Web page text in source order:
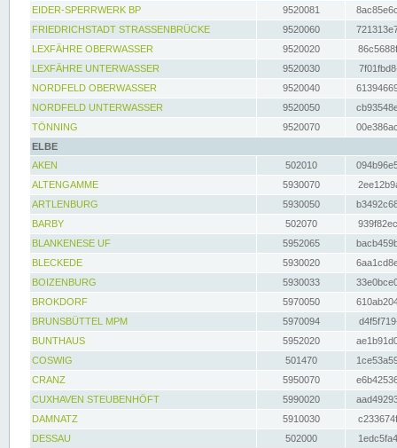
EIDER-SPERRWERK BP
9520081
FRIEDRICHSTADT STRASSENBRÜCKE
9520060
LEXFÄHRE OBERWASSER
9520020
LEXFÄHRE UNTERWASSER
9520030
NORDFELD OBERWASSER
9520040
NORDFELD UNTERWASSER
9520050
TÖNNING
9520070
ELBE
AKEN
502010
ALTENGAMME
5930070
ARTLENBURG
5930050
BARBY
502070
BLANKENESE UF
5952065
BLECKEDE
5930020
BOIZENBURG
5930033
BROKDORF
5970050
BRUNSBÜTTEL MPM
5970094
BUNTHAUS
5952020
COSWIG
501470
CRANZ
5950070
CUXHAVEN STEUBENHÖFT
5990020
DAMNATZ
5910030
DESSAU
502000